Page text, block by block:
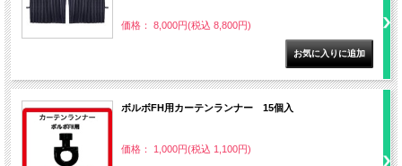
価格： 8,000円(税込 8,800円)
ボルボFH用カーテンランナー 15個入
価格： 1,000円(税込 1,100円)